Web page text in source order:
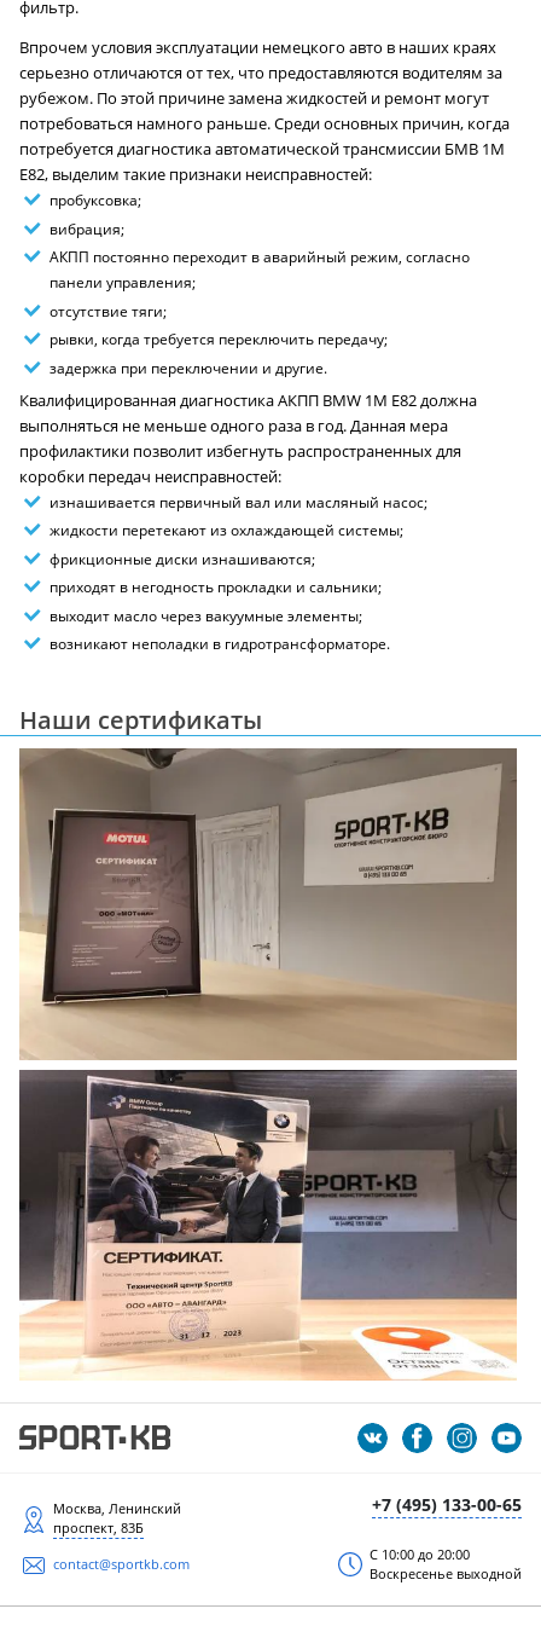
фильтр.
Впрочем условия эксплуатации немецкого авто в наших краях
серьезно отличаются от тех, что предоставляются водителям за
рубежом. По этой причине замена жидкостей и ремонт могут
потребоваться намного раньше. Среди основных причин, когда
потребуется диагностика автоматической трансмиссии БМВ 1M
E82, выделим такие признаки неисправностей:
пробуксовка;
вибрация;
АКПП постоянно переходит в аварийный режим, согласно
панели управления;
отсутствие тяги;
рывки, когда требуется переключить передачу;
задержка при переключении и другие.
Квалифицированная диагностика АКПП BMW 1M E82 должна
выполняться не меньше одного раза в год. Данная мера
профилактики позволит избегнуть распространенных для
коробки передач неисправностей:
изнашивается первичный вал или масляный насос;
жидкости перетекают из охлаждающей системы;
фрикционные диски изнашиваются;
приходят в негодность прокладки и сальники;
выходит масло через вакуумные элементы;
возникают неполадки в гидротрансформаторе.
Наши сертификаты
+7 (495) 133-00-65
Москва, Ленинский
проспект, 83Б
contact@sportkb.com
С 10:00 до 20:00
Воскресенье выходной